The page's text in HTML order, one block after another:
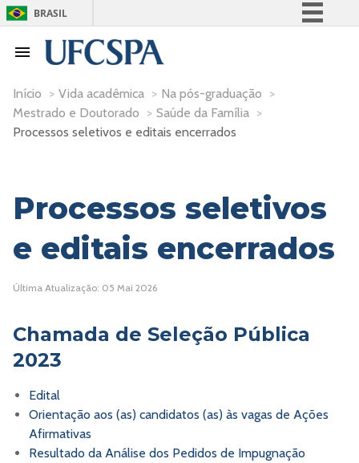
BRASIL
Participe
Acesso à informação
Início > Vida acadêmica > Na pós-graduação >
Mestrado e Doutorado > Saúde da Família >
Processos seletivos e editais encerrados
Processos seletivos
e editais encerrados
Última Atualização: 05 Mai 2026
Chamada de Seleção Pública
2023
Edital
Orientação aos (as) candidatos (as) às vagas de Ações
Afirmativas
Resultado da Análise dos Pedidos de Impugnação